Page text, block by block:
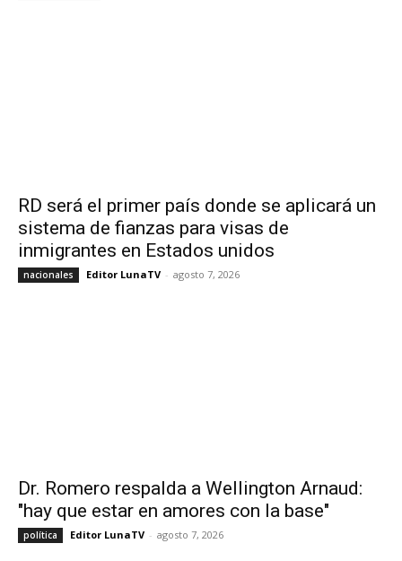
RD será el primer país donde se aplicará un
sistema de fianzas para visas de
inmigrantes en Estados unidos
nacionales Editor LunaTV - agosto 7, 2026
Dr. Romero respalda a Wellington Arnaud:
"hay que estar en amores con la base"
política Editor LunaTV - agosto 7, 2026